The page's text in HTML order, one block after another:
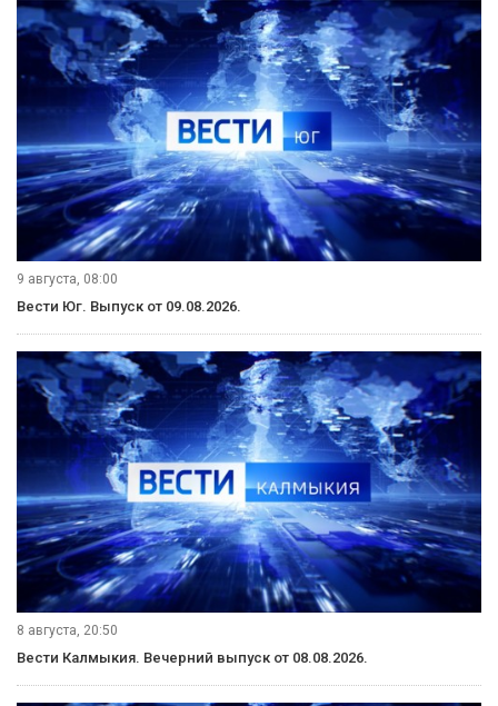
9 августа, 08:00
Вести Юг. Выпуск от 09.08.2026.
8 августа, 20:50
Вести Калмыкия. Вечерний выпуск от 08.08.2026.